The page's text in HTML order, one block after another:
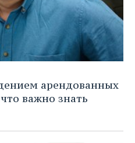
арендованных
важно знать